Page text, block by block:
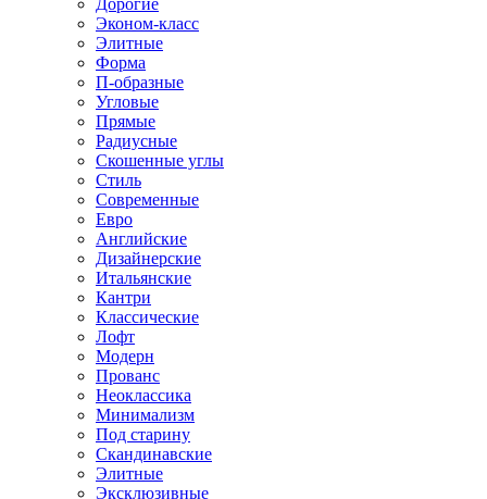
Дорогие
Эконом-класс
Элитные
Форма
П-образные
Угловые
Прямые
Радиусные
Скошенные углы
Стиль
Современные
Евро
Английские
Дизайнерские
Итальянские
Кантри
Классические
Лофт
Модерн
Прованс
Неоклассика
Минимализм
Под старину
Скандинавские
Элитные
Эксклюзивные